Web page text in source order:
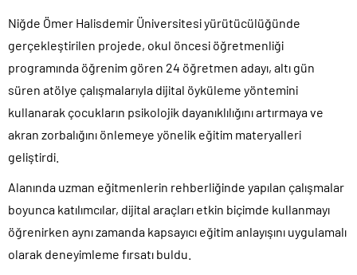
Niğde Ömer Halisdemir Üniversitesi yürütücülüğünde
gerçekleştirilen projede, okul öncesi öğretmenliği
programında öğrenim gören 24 öğretmen adayı, altı gün
süren atölye çalışmalarıyla dijital öyküleme yöntemini
kullanarak çocukların psikolojik dayanıklılığını artırmaya ve
akran zorbalığını önlemeye yönelik eğitim materyalleri
geliştirdi.
Alanında uzman eğitmenlerin rehberliğinde yapılan çalışmalar
boyunca katılımcılar, dijital araçları etkin biçimde kullanmayı
öğrenirken aynı zamanda kapsayıcı eğitim anlayışını uygulamalı
olarak deneyimleme fırsatı buldu.